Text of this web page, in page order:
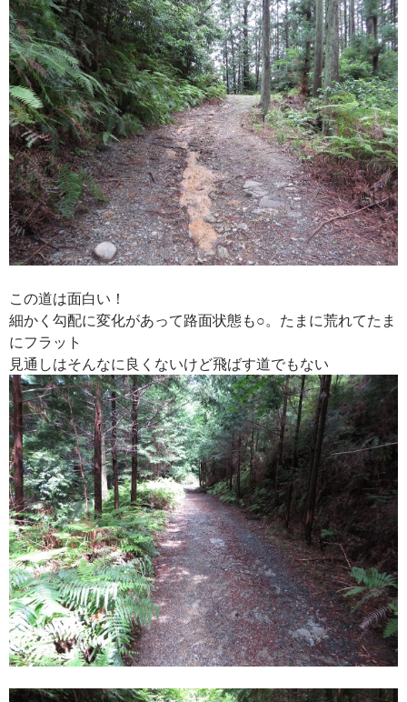
この道は面白い！
細かく勾配に変化があって路面状態も○。たまに荒れてたま
にフラット
見通しはそんなに良くないけど飛ばす道でもない